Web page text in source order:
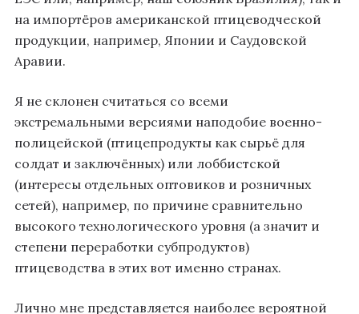
на импортёров американской птицеводческой
продукции, например, Японии и Саудовской
Аравии.
Я не склонен считаться со всеми
экстремальными версиями наподобие военно-
полицейской (птицепродукты как сырьё для
солдат и заключённых) или лоббистской
(интересы отдельных оптовиков и розничных
сетей), например, по причине сравнительно
высокого технологического уровня (а значит и
степени переработки субпродуктов)
птицеводства в этих вот именно странах.
Лично мне представляется наиболее вероятной